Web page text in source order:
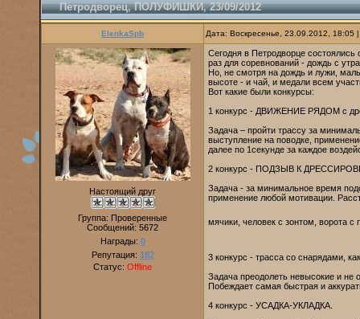
Петродворец, ПОЛУФИШКИ, 23/09/2012
ElenkaSpb Дата: Воскресенье, 23.09.2012,
Настоящий друг
Группа: Проверенные
Сообщений: 5672
Награды: 0
Репутация: 182
Статус: Offline
Сегодня в Петродворце
раз для соревнований - дождь с
Но, не смотря на дождь и лужи,
высоте - и чай, и медали всем
Вот какие были конкурсы:
1 конкурс - ДВИЖЕНИЕ РЯДОМ с
Задача – пройти трассу за
выступление на поводке,
далее по 1секунде за каждое
2 конкурс - ПОДЗЫВ К
Задача - за минимальное время
применение любой мотивации.
мячики, человек с зонтом, ворота с
3 конкурс - трасса со снарядами,
Задача преодолеть невысокие и не
Побеждает самая быстрая и
4 конкурс - УСАДКА-УКЛАДКА.